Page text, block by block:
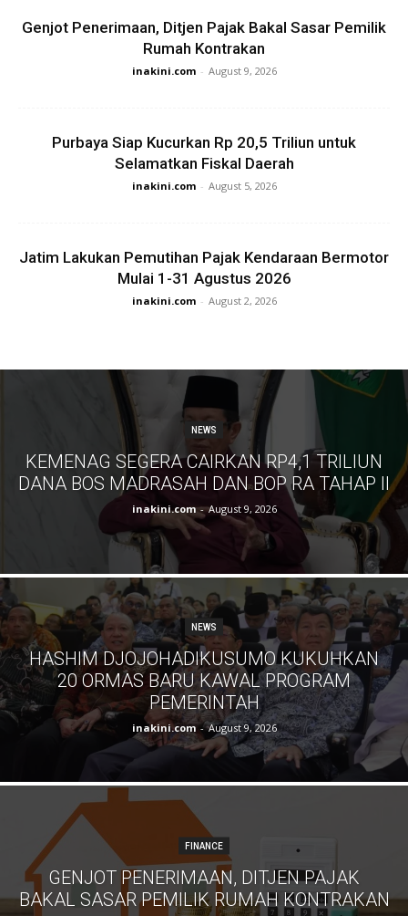
Genjot Penerimaan, Ditjen Pajak Bakal Sasar Pemilik
Rumah Kontrakan
inakini.com - August 9, 2026
Purbaya Siap Kucurkan Rp 20,5 Triliun untuk
Selamatkan Fiskal Daerah
inakini.com - August 5, 2026
Jatim Lakukan Pemutihan Pajak Kendaraan Bermotor
Mulai 1-31 Agustus 2026
inakini.com - August 2, 2026
NEWS
KEMENAG SEGERA CAIRKAN RP4,1 TRILIUN
DANA BOS MADRASAH DAN BOP RA TAHAP II
inakini.com - August 9, 2026
NEWS
HASHIM DJOJOHADIKUSUMO KUKUHKAN
20 ORMAS BARU KAWAL PROGRAM
PEMERINTAH
inakini.com - August 9, 2026
FINANCE
GENJOT PENERIMAAN, DITJEN PAJAK
BAKAL SASAR PEMILIK RUMAH KONTRAKAN